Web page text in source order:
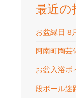
最近の
お盆縁日 8
阿南町陶芸
お盆入浴ポ
段ボール迷